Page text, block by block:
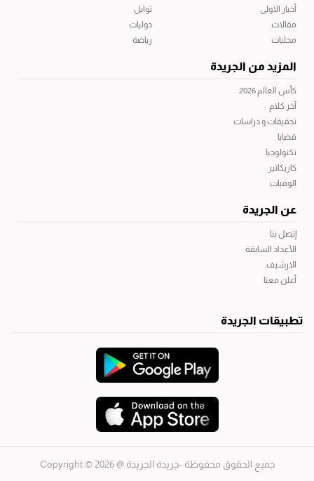
أخبار الاولى
مقالات
محليات
توابل
دوليات
رياضة
المزيد من الجريدة
كأس العالم 2026
آخر كلام
تحقيقات و دراسات
قضايا
تكنولوجيا
كاريكاتير
الوفيات
عن الجريدة
إتصل بنا
الأعداد السابقة
الارشيف
أعلن معنا
تطبيقات الجريدة
جميع الحقوق محفوظة -جريدة الجريدة@ 2026 © Copyright